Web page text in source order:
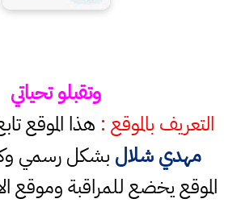
وتقبلو تحياتي
التعريف بالموقع : هذا الموقع
مهدي شلال بشكل رسمي
الموقع يخضع للمراقبة وموقع